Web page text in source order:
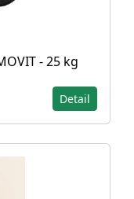
- 25 kg
Detail